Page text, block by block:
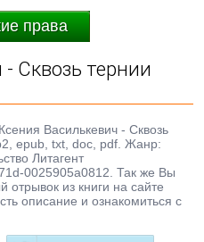
права
Сквозь тернии
Василькевич - Сквозь
epub, txt, doc, pdf. Жанр:
Литагент
0025905a0812. Так же Вы
отрывок из книги на сайте
описание и ознакомиться с